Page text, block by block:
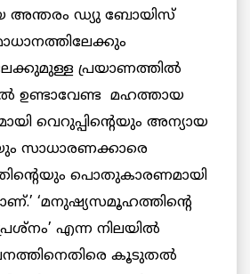
അന്തരം ഡ്യു ബോയിസ്
പ്രയാണത്തില്‍
ഉണ്ടാവേണ്ട മഹത്തായ
വെറുപ്പിന്റെയും അന്യായ
സാധാരണക്കാരെ
പൊതുകാരണമായി
‘മനുഷ്യസമൂഹത്തിന്റെ
എന്ന നിലയില്‍
കൂടുതല്‍